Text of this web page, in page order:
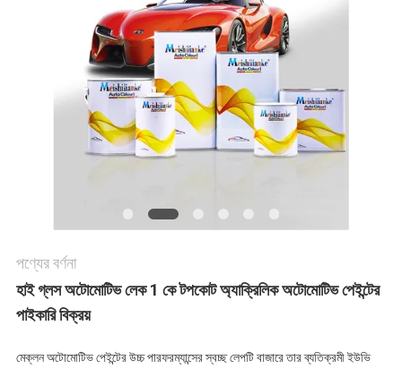
পণ্যের বর্ণনা
হাই গ্লস অটোমোটিভ লেক 1 কে টপকোট অ্যাক্রিলিক অটোমোটিভ পেইন্টের
পাইকারি বিক্রয়
মেক্লন অটোমোটিভ পেইন্টের উচ্চ পারফরম্যান্সের স্বচ্ছ লেপটি বাজারে তার ব্যতিক্রমী ইউভি